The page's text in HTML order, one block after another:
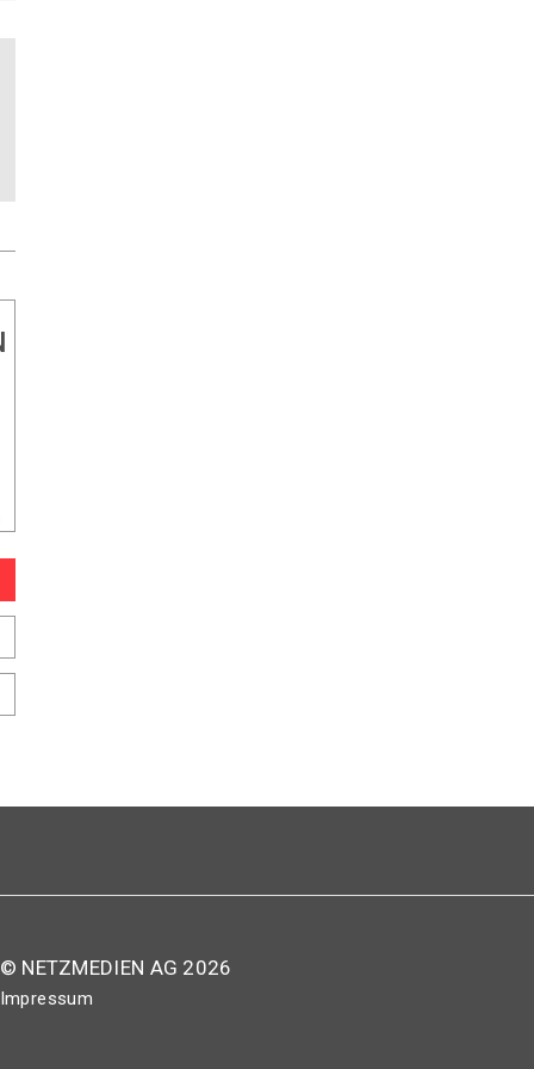
© NETZMEDIEN AG 2026
Impressum